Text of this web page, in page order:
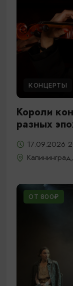
КОНЦЕРТЫ
Короли
разных
17.09.2026
ОТ 800₽